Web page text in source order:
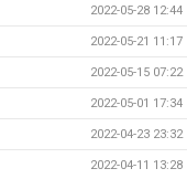
2022-05-28 12:44
2022-05-21 11:17
2022-05-15 07:22
2022-05-01 17:34
2022-04-23 23:32
2022-04-11 13:28